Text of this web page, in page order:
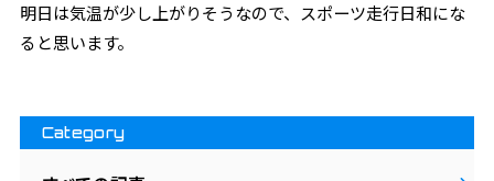
明日は気温が少し上がりそうなので、スポーツ走行日和にな
ると思います。
Category